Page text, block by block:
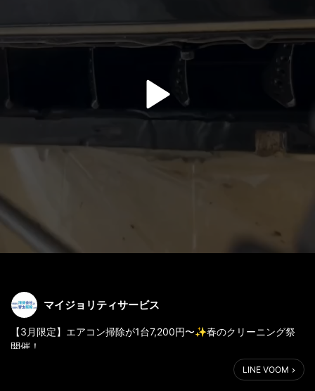
マイジョリティサービス
【3月限定】エアコン掃除が1台7,200円〜✨春のクリーニング祭
開催！
「最近、エアコンから変なニオイしませんか…？🤢」
LINE VOOM